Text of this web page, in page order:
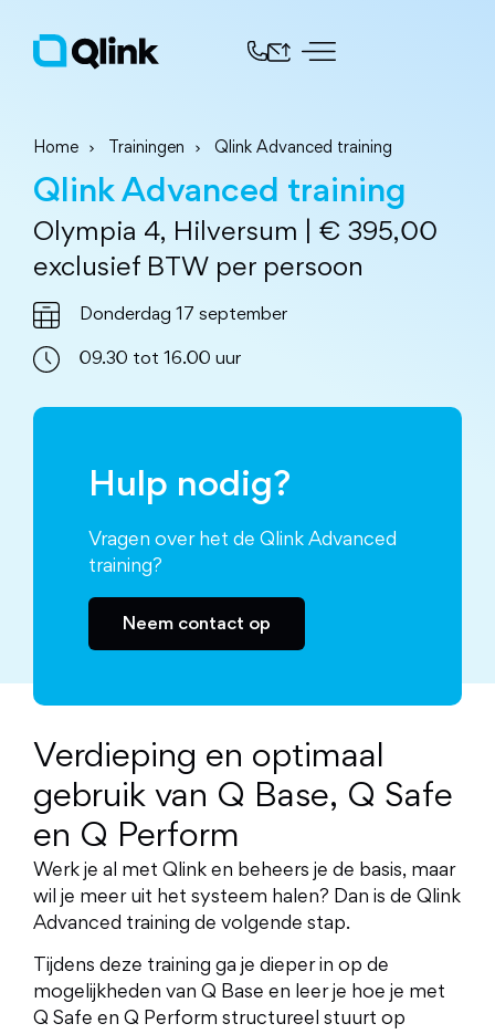
Home Trainingen Qlink Advanced training
Qlink Advanced training
Olympia 4, Hilversum | € 395,00
exclusief BTW per persoon
Donderdag 17 september
09.30 tot 16.00 uur
Hulp nodig?
Vragen over het de Qlink Advanced
training?
Neem contact op
Verdieping en optimaal
gebruik van Q Base, Q Safe
en Q Perform
Werk je al met Qlink en beheers je de basis, maar
wil je meer uit het systeem halen? Dan is de Qlink
Advanced training de volgende stap.
Tijdens deze training ga je dieper in op de
mogelijkheden van Q Base en leer je hoe je met
Q Safe en Q Perform structureel stuurt op